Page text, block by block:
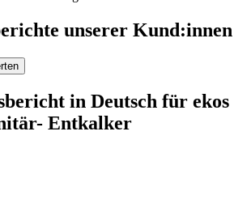
unserer Kund:innen
in Deutsch für ekos
Entkalker